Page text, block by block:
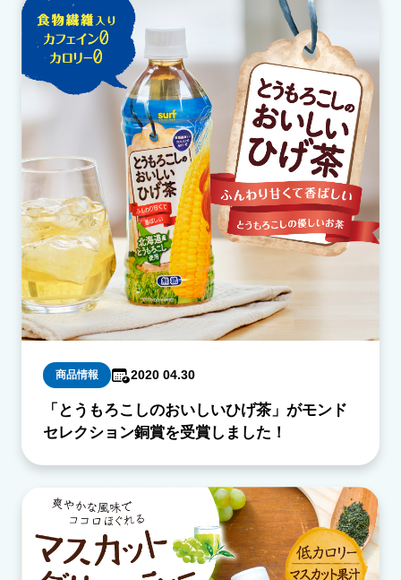
商品情報 2020 04.30
「とうもろこしのおいしいひげ茶」がモンド
セレクション銅賞を受賞しました！